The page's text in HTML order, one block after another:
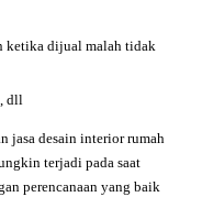
ketika dijual malah tidak
dll
jasa desain interior rumah
terjadi pada saat
perencanaan yang baik